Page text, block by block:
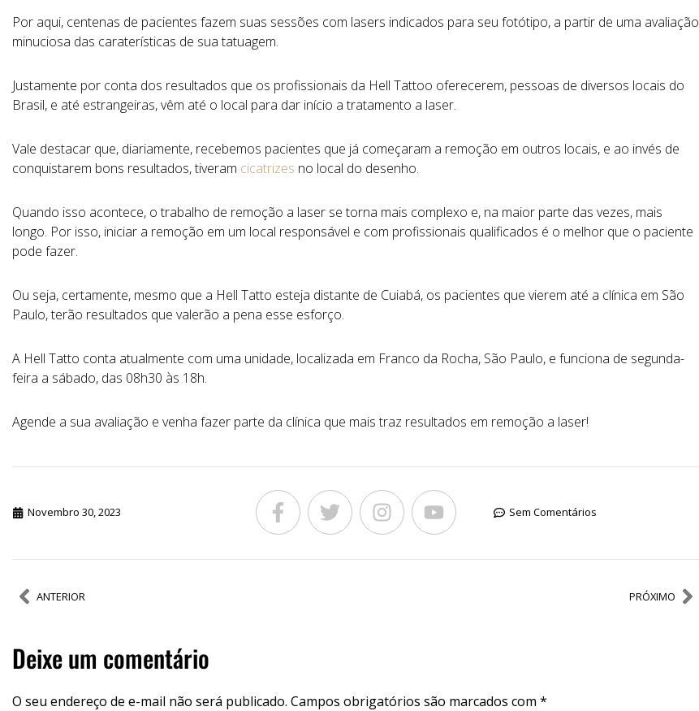
Por aqui, centenas de pacientes fazem suas sessões com lasers indicados para seu fotótipo, a partir de uma avaliação
minuciosa das caraterísticas de sua tatuagem.
Justamente por conta dos resultados que os profissionais da Hell Tattoo oferecerem, pessoas de diversos locais do
Brasil, e até estrangeiras, vêm até o local para dar início a tratamento a laser.
Vale destacar que, diariamente, recebemos pacientes que já começaram a remoção em outros locais, e ao invés de
conquistarem bons resultados, tiveram cicatrizes no local do desenho.
Quando isso acontece, o trabalho de remoção a laser se torna mais complexo e, na maior parte das vezes, mais
longo. Por isso, iniciar a remoção em um local responsável e com profissionais qualificados é o melhor que o paciente
pode fazer.
Ou seja, certamente, mesmo que a Hell Tatto esteja distante de Cuiabá, os pacientes que vierem até a clínica em São
Paulo, terão resultados que valerão a pena esse esforço.
A Hell Tatto conta atualmente com uma unidade, localizada em Franco da Rocha, São Paulo, e funciona de segunda-
feira a sábado, das 08h30 às 18h.
Agende a sua avaliação e venha fazer parte da clínica que mais traz resultados em remoção a laser!
Novembro 30, 2023 Sem Comentários
ANTERIOR PRÓXIMO
Deixe um comentário
O seu endereço de e-mail não será publicado. Campos obrigatórios são marcados com *